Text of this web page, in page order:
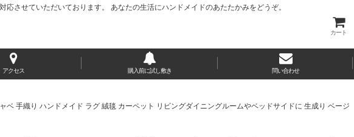
させていただいております。 あなたの生活にハンドメイドのあたたかみをどうぞ。
カート
アクセス 購入前に試し敷き 問い合わせ
手織り ハンドメイド ラグ 絨毯 カーペット リビングダイニングルームやベッドサイドに 生成り ベージ